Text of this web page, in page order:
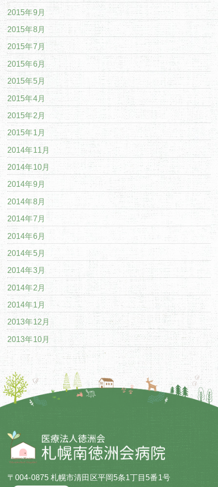
2015年9月
2015年8月
2015年7月
2015年6月
2015年5月
2015年4月
2015年2月
2015年1月
2014年11月
2014年10月
2014年9月
2014年8月
2014年7月
2014年6月
2014年5月
2014年3月
2014年2月
2014年1月
2013年12月
2013年10月
〒004-0875 札幌市清田区平岡5条1丁目5番1号